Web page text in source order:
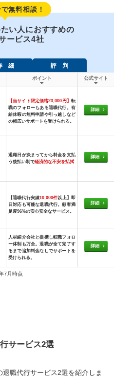
無料相談！
い人におすすめの
ービス4社
細 評 判
ポイント 公式サイト
【当サイト限定価格23,000円】 転
職のフォローもある退職代行。有
給休暇の無料申請や引っ越しなど
の幅広いサポートを受けられる。
詳細
退職日が決まってから料金を支払
う後払い制で経済的な不安を払拭
詳細
【退職代行実績10,000件以上】即
日対応も可能な退職代行。顧客満
足度96%の安心安全なサービス。
詳細
人材紹介会社と提携し転職フォロ
ー体制も万全。退職が全て完了す
るまで追加料金なしでサポートを
受けられる。
詳細
7月時点
サービス2選
職代行サービス2選を紹介しま